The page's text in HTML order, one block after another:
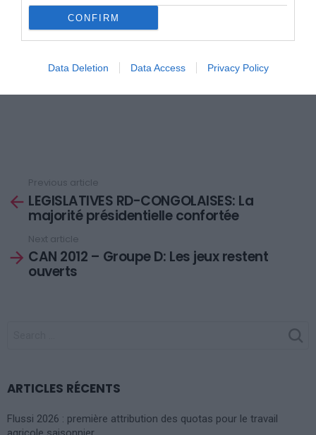
CONFIRM
Data Deletion Data Access Privacy Policy
plus malplacés pour entrer en quart de finale. Les
Botswanais semblent, en effet, à leur portée. Ghana –
more
Previous article
LEGISLATIVES RD-CONGOLAISES: La
majorité présidentielle confortée
Next article
CAN 2012 – Groupe D: Les jeux restent
ouverts
ARTICLES RÉCENTS
Flussi 2026 : première attribution des quotas pour le travail